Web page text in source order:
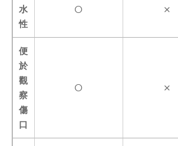
水
性
便
於
觀
察
傷
口